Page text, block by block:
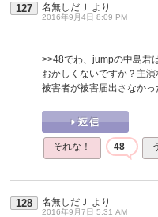
127 名無しだＪ より
2016年9月4日 8:09 PM
>>48でわ、jumpの中島君
おかしくないですか？主演
被害者が被害届出さなか
それな！ 48
128 名無しだＪ より
2016年9月7日 5:31 AM